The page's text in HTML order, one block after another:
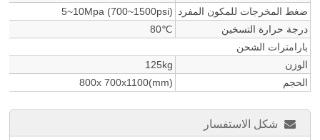
ضغط المخرجات للمكون المفرد
5~10Mpa (700~1500psi)
درجة حرارة التسخين
80℃
بارامترات الشحن
الوزن
125kg
الحجم
800x 700x1100(mm)
شكل الاستفسار